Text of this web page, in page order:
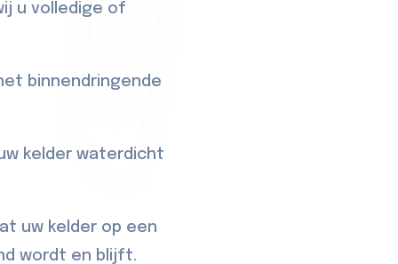
u volledige of
binnendringende
kelder waterdicht
uw kelder op een
wordt en blijft.